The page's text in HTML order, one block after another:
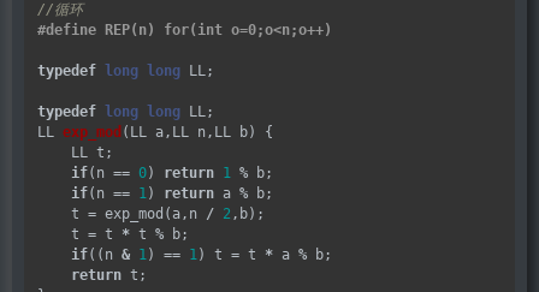
typedef long long LL;
typedef long long LL;
LL exp_mod (LL a,LL n,LL b) {
    LL t;
if(n == 0) return 1 % b;
if(n == 1) return a % b;
    t
= exp_mod(a,n / 2 ,b);
    t
= t * t % b;
if((n & 1) == 1) t = t * a % b;
return t;